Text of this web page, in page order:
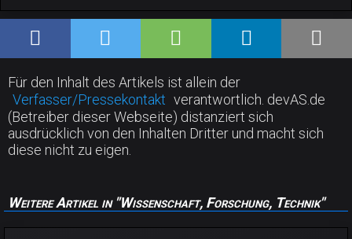
Für den Inhalt des Artikels ist allein der
Verfasser/Pressekontakt verantwortlich. devAS.de
(Betreiber dieser Webseite) distanziert sich
ausdrücklich von den Inhalten Dritter und macht sich
diese nicht zu eigen.
Weitere Artikel in "Wissenschaft, Forschung, Technik"